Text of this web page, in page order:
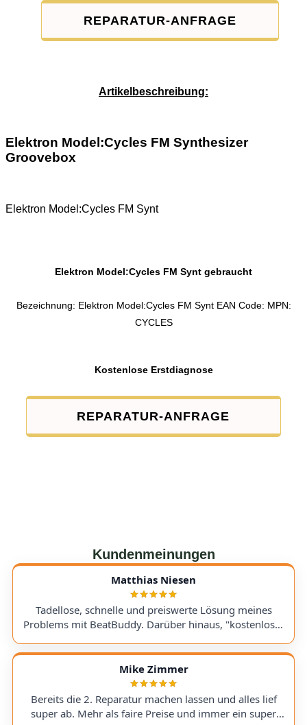
REPARATUR-ANFRAGE
Artikelbeschreibung:
Elektron Model:Cycles FM Synthesizer
Groovebox
Elektron Model:Cycles FM Synt
Elektron Model:Cycles FM Synt gebraucht
Bezeichnung: Elektron Model:Cycles FM Synt EAN Code: MPN:
CYCLES
Kostenlose Erstdiagnose
REPARATUR-ANFRAGE
Kundenmeinungen
Matthias Niesen
Tadellose, schnelle und preiswerte Lösung meines
Problems mit BeatBuddy. Darüber hinaus, "kostenloser
bringe. Kommunikation lief hervorragend und die
Rücksendung meines Gerätes ging schnell und
einwandfrei. Ich kann AudioTechniker.de
uneingeschränkt empfehlen. Schön, dass es so etwas
noch gibt! A flawless, fast, and affordable solution to
Mike Zimmer
Bereits die 2. Reparatur machen lassen und alles lief
super ab. Mehr als faire Preise und immer ein super